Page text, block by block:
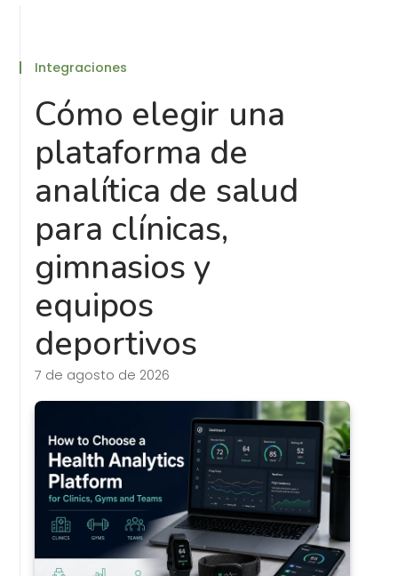
Integraciones
Cómo elegir una
plataforma de
analítica de salud
para clínicas,
gimnasios y
equipos
deportivos
7 de agosto de 2026